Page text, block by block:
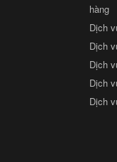
hàng
Dịch
Dịch
Dịch
Dịch
Dịch